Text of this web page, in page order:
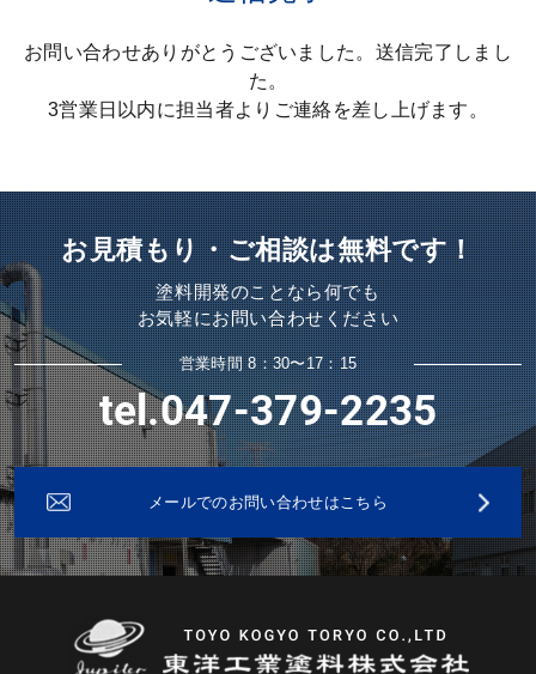
お問い合わせありがとうございました。送信完了しまし
た。
3営業日以内に担当者よりご連絡を差し上げます。
お見積もり・ご相談は無料です！
塗料開発のことなら何でも
お気軽にお問い合わせください
営業時間 8：30〜17：15
tel.047-379-2235
メールでのお問い合わせはこちら